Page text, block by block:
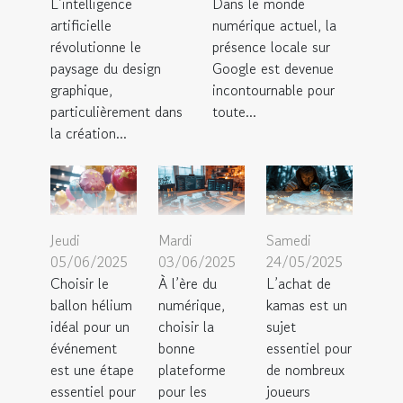
artificielle
révolutionne le
paysage du design
graphique,
particulièrement dans
la création...
numérique actuel, la
présence locale sur
Google est devenue
incontournable pour
toute...
Jeudi
05/06/2025
Choisir le
ballon hélium
idéal pour un
événement
est une étape
essentiel pour
Mardi
03/06/2025
À l’ère du
numérique,
choisir la
bonne
plateforme
pour les
Samedi
24/05/2025
L’achat de
kamas est un
sujet
essentiel pour
de nombreux
joueurs